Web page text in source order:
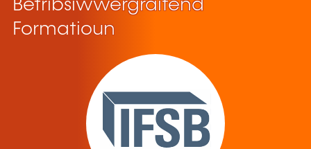
Betribsiwwergräifend
Formatioun